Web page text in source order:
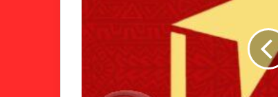
خطوة مريخية جديدة بشأن الشكوى
ضد الهلال